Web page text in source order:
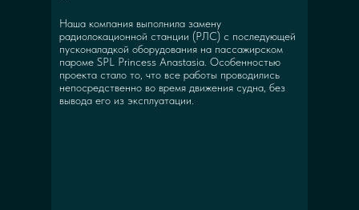
Наша компания выполнила замену
радиолокационной станции (РЛС) с последующей
пусконаладкой оборудования на пассажирском
пароме SPL Princess Anastasia. Особенностью
проекта стало то, что все работы проводились
непосредственно во время движения судна, без
вывода его из эксплуатации.